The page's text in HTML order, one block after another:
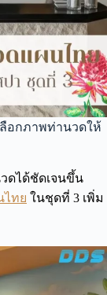
อกภาพท่านวดให้
ดได้ชัดเจนขึ้น
ไทย ในชุดที่ 3 เพิ่ม